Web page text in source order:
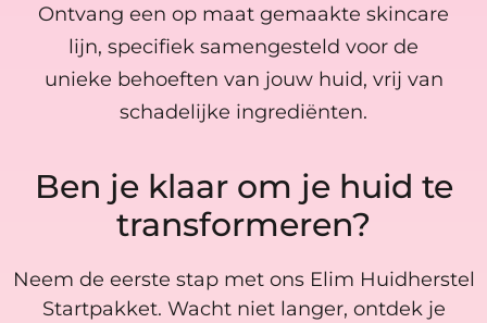
Ontvang een op maat gemaakte skincare
lijn, specifiek samengesteld voor de
unieke behoeften van jouw huid, vrij van
schadelijke ingrediënten.
Ben je klaar om je huid te
transformeren?
Neem de eerste stap met ons Elim Huidherstel
Startpakket. Wacht niet langer, ontdek je